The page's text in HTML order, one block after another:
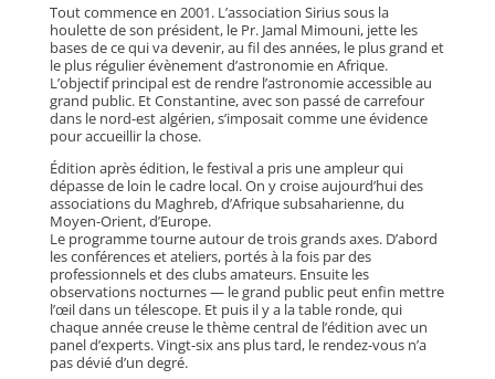
Tout commence en 2001. L’association Sirius sous la
houlette de son président, le Pr. Jamal Mimouni, jette les
bases de ce qui va devenir, au fil des années, le plus grand et
le plus régulier évènement d’astronomie en Afrique.
L’objectif principal est de rendre l’astronomie accessible au
grand public. Et Constantine, avec son passé de carrefour
dans le nord-est algérien, s’imposait comme une évidence
pour accueillir la chose.
Édition après édition, le festival a pris une ampleur qui
dépasse de loin le cadre local. On y croise aujourd’hui des
associations du Maghreb, d’Afrique subsaharienne, du
Moyen-Orient, d’Europe.
Le programme tourne autour de trois grands axes. D’abord
les conférences et ateliers, portés à la fois par des
professionnels et des clubs amateurs. Ensuite les
observations nocturnes — le grand public peut enfin mettre
l’œil dans un télescope. Et puis il y a la table ronde, qui
chaque année creuse le thème central de l’édition avec un
panel d’experts. Vingt-six ans plus tard, le rendez-vous n’a
pas dévié d’un degré.